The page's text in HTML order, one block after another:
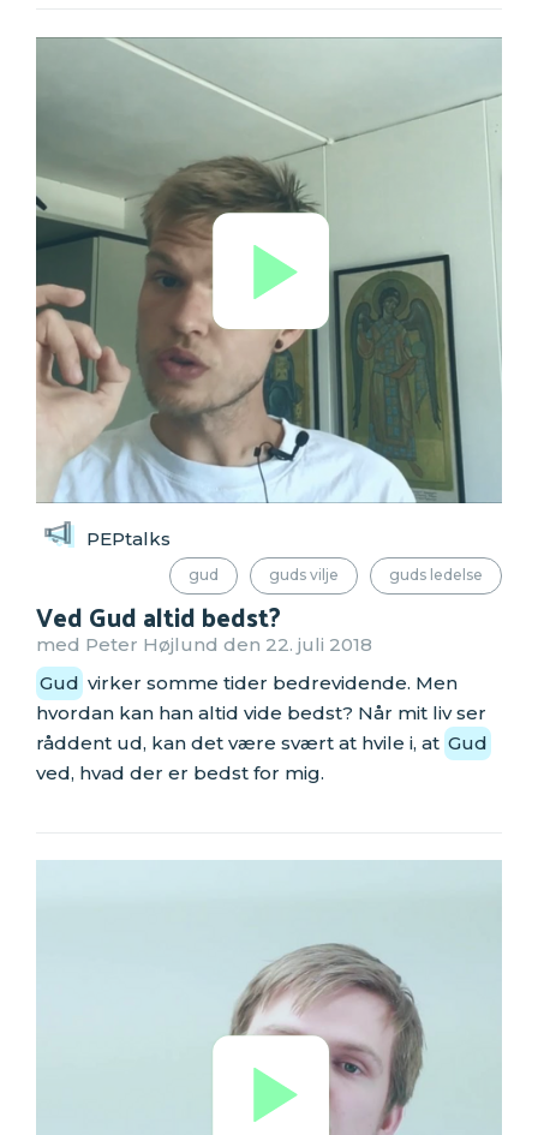
PEPtalks
gud guds vilje guds ledelse
Ved Gud altid bedst?
med Peter Højlund den 22. juli 2018
Gud virker somme tider bedrevidende. Men
hvordan kan han altid vide bedst? Når mit liv ser
råddent ud, kan det være svært at hvile i, at Gud
ved, hvad der er bedst for mig.